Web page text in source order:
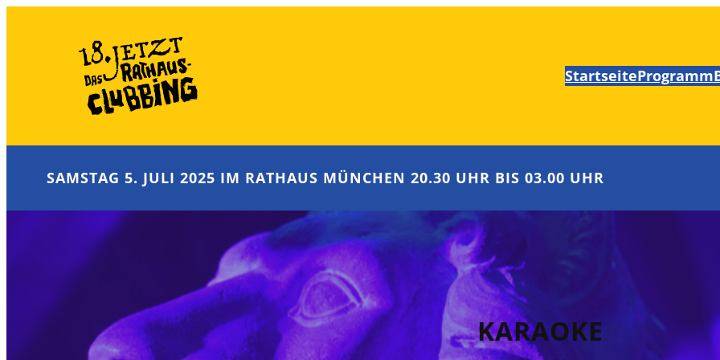
StartseiteProgramm
SAMSTAG 5. JULI 2025 IM RATHAUS MÜNCHEN 20.30 UHR BIS 03.00 UHR